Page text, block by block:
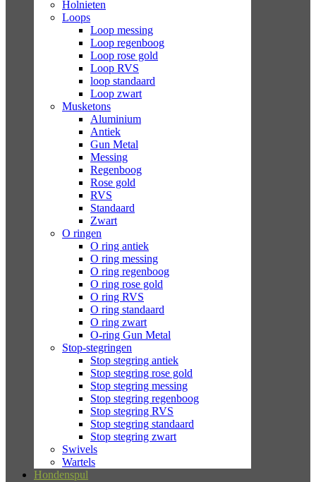
Holnieten
Loops
Loop messing
Loop regenboog
Loop rose gold
Loop RVS
loop standaard
Loop zwart
Musketons
Aluminium
Antiek
Gun Metal
Messing
Regenboog
Rose gold
RVS
Standaard
Zwart
O ringen
O ring antiek
O ring messing
O ring regenboog
O ring rose gold
O ring RVS
O ring standaard
O ring zwart
O-ring Gun Metal
Stop-stegringen
Stop stegring antiek
Stop stegring rose gold
Stop stegring messing
Stop stegring regenboog
Stop stegring RVS
Stop stegring standaard
Stop stegring zwart
Swivels
Wartels
Hondenspul